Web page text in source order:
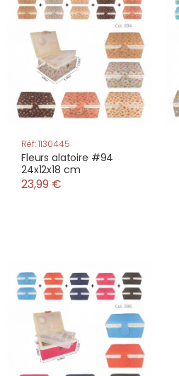
Réf: 1130445
Fleurs alatoire #94
24x12x18 cm
23,99 €